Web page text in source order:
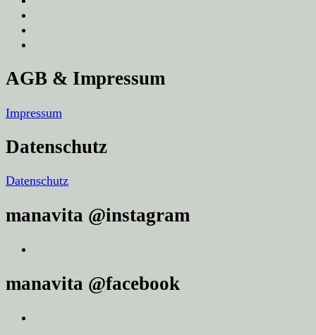
AGB & Impressum
Impressum
Datenschutz
Datenschutz
manavita @instagram
manavita @facebook